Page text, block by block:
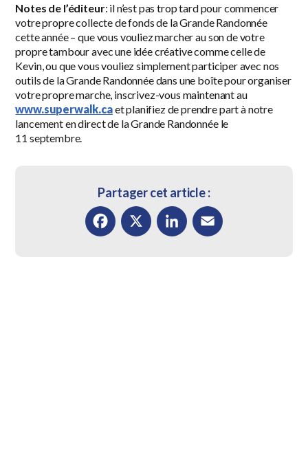
Notes de l’éditeur: il n’est pas trop tard pour commencer
votre propre collecte de fonds de la Grande Randonnée
cette année – que vous vouliez marcher au son de votre
propre tambour avec une idée créative comme celle de
Kevin, ou que vous vouliez simplement participer avec nos
outils de la Grande Randonnée dans une boîte pour organiser
votre propre marche, inscrivez-vous maintenant au
www.superwalk.caet planifiez de prendre part à notre
lancement en direct de la Grande Randonnée le
11 septembre.
Partager cet article :